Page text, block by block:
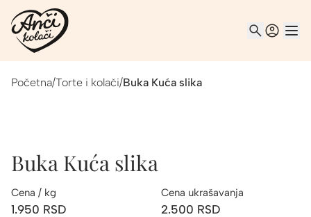
Početna/Torte i kolači/Buka Kuća slika
Buka Kuća slika
Cena / kg
1.950 RSD
Cena ukrašavanja
2.500 RSD